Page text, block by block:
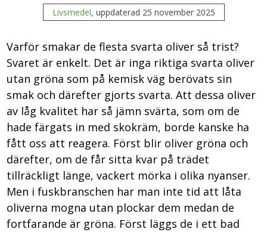
Livsmedel, uppdaterad 25 november 2025
Varför smakar de flesta svarta oliver så trist?
Svaret är enkelt. Det är inga riktiga svarta oliver
utan gröna som på kemisk väg berövats sin
smak och därefter gjorts svarta. Att dessa oliver
av låg kvalitet har så jämn svärta, som om de
hade färgats in med skokräm, borde kanske ha
fått oss att reagera. Först blir oliver gröna och
därefter, om de får sitta kvar på trädet
tillräckligt länge, vackert mörka i olika nyanser.
Men i fuskbranschen har man inte tid att låta
oliverna mogna utan plockar dem medan de
fortfarande är gröna. Först läggs de i ett bad